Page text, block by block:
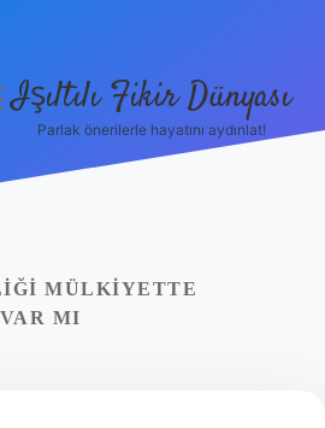
Işıltılı Fikir Dünyası
Parlak önerilerle hayatını aydınlat!
MÜLKIYETTE
MI